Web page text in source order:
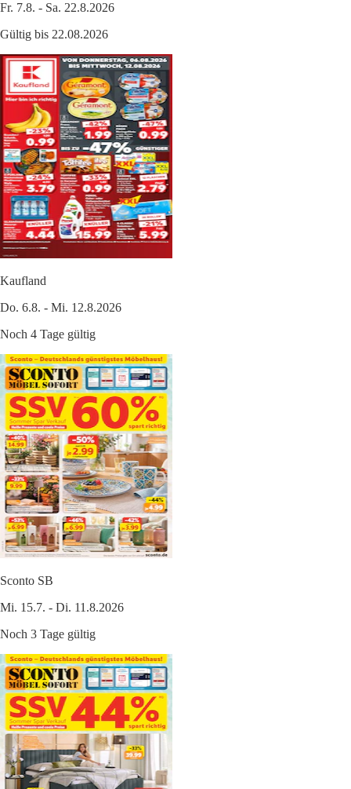
Fr. 7.8. - Sa. 22.8.2026
Gültig bis 22.08.2026
Kaufland
Do. 6.8. - Mi. 12.8.2026
Noch 4 Tage gültig
Sconto SB
Mi. 15.7. - Di. 11.8.2026
Noch 3 Tage gültig